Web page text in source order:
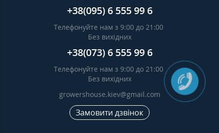
+38(095) 6 555 99 6
Телефонуйте нам з 9:00 до 21:00
Без вихідних
+38(073) 6 555 99 6
Телефонуйте нам з 9:00 до 21:00
Без вихідних
growershouse.kiev@gmail.com
Замовити дзвінок